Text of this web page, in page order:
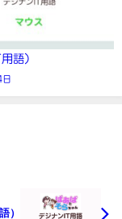
語）
）